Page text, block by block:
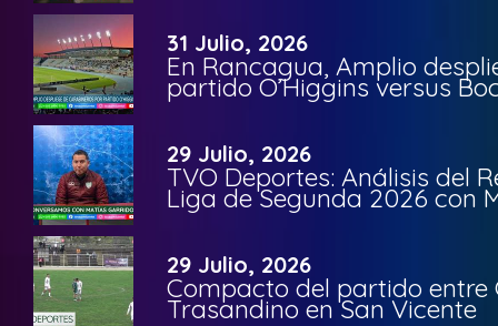
31 Julio, 2026
En Rancagua, Amplio
partido O’Higgins versus
29 Julio, 2026
TVO Deportes: Análisis del
Liga de Segunda 2026 con
29 Julio, 2026
Compacto del partido entre
Trasandino en San Vicente